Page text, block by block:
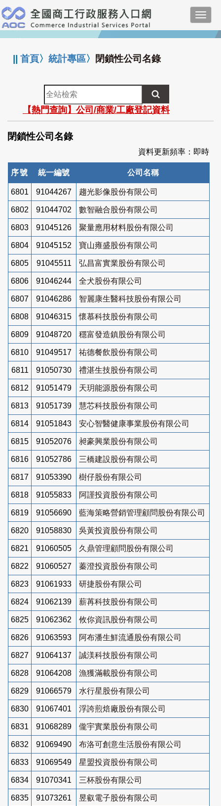
跳
到
主
要
:::
||首頁〉統計專區〉 閉鎖性公司名錄
全
站
檢
索
【熱門查詢】公司/商業/工廠登記資料
閉鎖性公司名錄
資料更新頻率：即時
序號 統一編號 公司名稱
6801 91044267 趨光影像股份有限公司
6802 91044702 數智融合股份有限公司
6803 91045126 聚量應用材料股份有限公司
6804 91045152 寶山雍盛股份有限公司
6805 91045511 弘昌富實業股份有限公司
6806 91046244 全犬股份有限公司
6807 91046286 智麗康生醫科技股份有限公司
6808 91046315 懷慕科技股份有限公司
6809 91048720 穩富發造鎮股份有限公司
6810 91049517 祐德餐飲股份有限公司
6811 91050730 禮湛生技股份有限公司
6812 91051479 天玥能源股份有限公司
6813 91051739 慧芯科技股份有限公司
6814 91051843 安心智醫健康事業股份有限公司
6815 91052076 昶豪興業股份有限公司
6816 91052786 三橋建設股份有限公司
6817 91053390 樹仔股份有限公司
6818 91055833 阿謹投資股份有限公司
6819 91056690 藍海策略營銷管理顧問股份有限公司
6820 91058830 吳黃投資股份有限公司
6821 91060505 久鼎管理顧問股份有限公司
6822 91060527 蓁澄投資股份有限公司
6823 91061933 研捷股份有限公司
6824 91062139 薪苒科技股份有限公司
6825 91062362 攸你資訊股份有限公司
6826 91063593 阿布潘生鮮流通股份有限公司
6827 91064137 誠渼科技股份有限公司
6828 91064208 漁獲滿載股份有限公司
6829 91066579 水行星股份有限公司
6830 91067401 浮誇煎焙廠股份有限公司
6831 91068289 儱宇實業股份有限公司
6832 91069490 布洛可創意生活股份有限公司
6833 91069549 星盟投資股份有限公司
6834 91070341 三杯股份有限公司
6835 91073261 昱叡電子股份有限公司